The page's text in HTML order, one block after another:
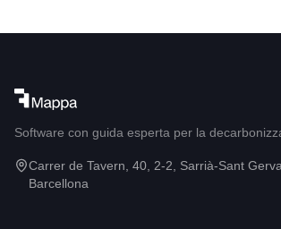
Software con guida esperta per la
Carrer de Tavern, 40, 2-2, Sarrià-Sant
Barcellona